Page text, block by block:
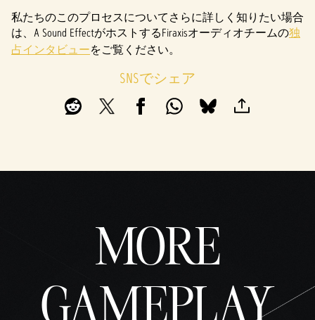
再生
をク
リッ
クす
のデ
ータ
転送
私たちのこのプロセスについてさらに詳しく知りたい場合
は、A Sound EffectがホストするFiraxisオーディオチームの独
占インタビューをご覧ください。
SNSでシェア
MORE
GAMEPLAY